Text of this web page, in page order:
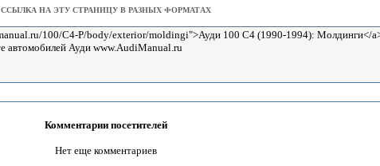
ССЫЛКА НА ЭТУ СТРАНИЦУ В РАЗНЫХ ФОРМАТАХ
Комментарии посетителей
Нет еще комментариев